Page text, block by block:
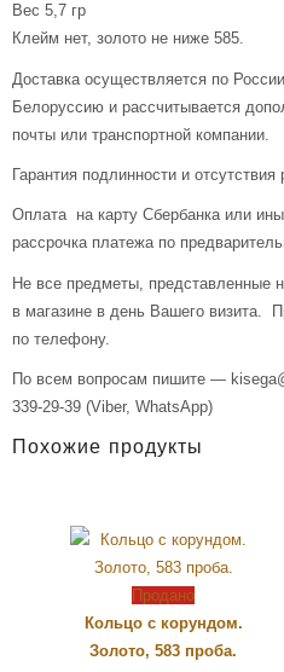
Вес 5,7 гр
Клейм нет, золото не ниже 585.
Доставка осуществляется по
Белоруссию и рассчитывается
почты или транспортной компании.
Гарантия подлинности и отсутствия
Оплата на карту Сбербанка или
рассрочка платежа по
Не все предметы, представленные
в магазине в день Вашего визита.
по телефону.
По всем вопросам пишите —
339-29-39 (Viber, WhatsApp)
Похожие продукты
Продано
Кольцо с корундом.
Золото, 583 проба.